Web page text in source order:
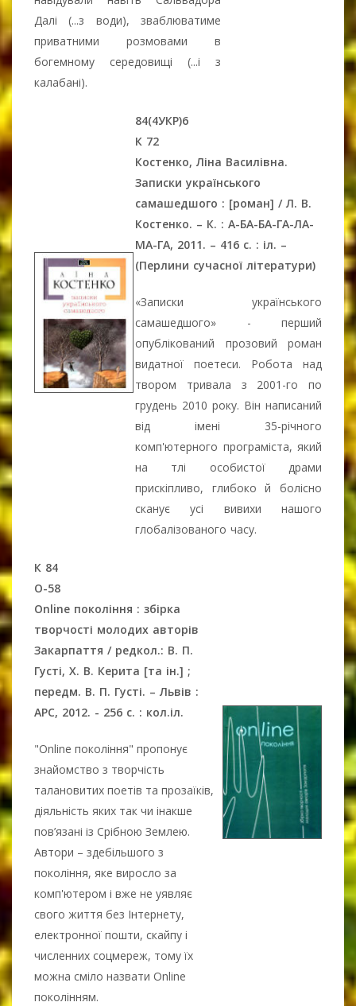
Далі (...з води), зваблюватиме
приватними розмовами в
богемному середовищі (...і з
калабані).
84(4УКР)6
К 72
Костенко, Ліна Василівна.
Записки українського
самашедшого : [роман] / Л. В.
Костенко. – К. : А-БА-БА-ГА-ЛА-
МА-ГА, 2011. – 416 с. : іл. –
(Перлини сучасної літератури)
«Записки українського
самашедшого» - перший
опублікований прозовий роман
видатної поетеси. Робота над
твором тривала з 2001-го по
грудень 2010 року. Він написаний
від імені 35-річного
комп'ютерного програміста, який
на тлі особистої драми
прискіпливо, глибоко й болісно
сканує усі вивихи нашого
глобалізованого часу.
К 84
О-58
Online покоління : збірка
творчості молодих авторів
Закарпаття / редкол.: В. П.
Густі, Х. В. Керита [та ін.] ;
передм. В. П. Густі. – Львів :
АРС, 2012. - 256 с. : кол.іл.
"Online покоління" пропонує
знайомство з творчість
талановитих поетів та прозаїків,
діяльність яких так чи інакше
пов’язані із Срібною Землею.
Автори – здебільшого з
покоління, яке виросло за
комп'ютером і вже не уявляє
свого життя без Інтернету,
електронної пошти, скайпу і
численних соцмереж, тому їх
можна сміло назвати Online
поколінням.